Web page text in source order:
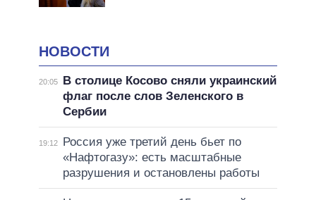
НОВОСТИ
20:05
В столице Косово сняли украинский
флаг после слов Зеленского в
Сербии
19:12
Россия уже третий день бьет по
«Нафтогазу»: есть масштабные
разрушения и остановлены работы